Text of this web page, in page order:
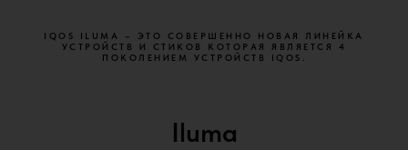
IQOS ILUMA – ЭТО СОВЕРШЕННО НОВАЯ ЛИНЕЙКА
УСТРОЙСТВ И СТИКОВ КОТОРАЯ ЯВЛЯЕТСЯ 4
ПОКОЛЕНИЕМ УСТРОЙСТВ IQOS.
Iluma